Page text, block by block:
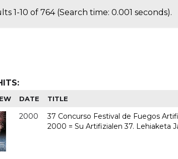
1-10 of 764 (Search time: 0.001 seconds).
DATE TITLE
2000
37 Concurso Festival de Fuegos
2000 = Su Artifizialen 37. Lehiaketa